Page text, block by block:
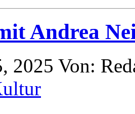
Andrea
2025 Von: